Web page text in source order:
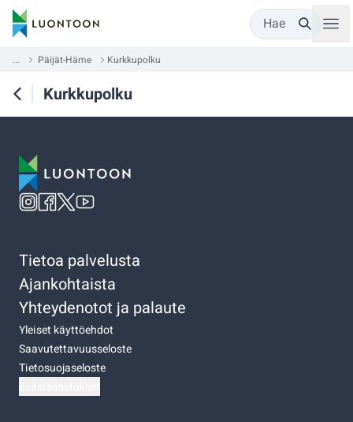
Hae
... Päijät-Häme Kurkkupolku
Kurkkupolku
Tietoa palvelusta
Ajankohtaista
Yhteydenotot ja palaute
Yleiset käyttöehdot
Saavutettavuusseloste
Tietosuojaseloste